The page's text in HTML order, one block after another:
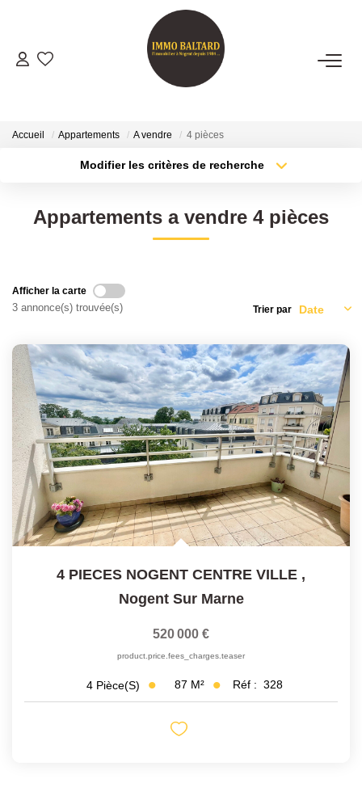
VENTES
LOCATIONS
ESTIMATION
Historique
CONTACT
Accueil Appartements A vendre 4 pièces
Modifier les critères de recherche
Sélectionnez...
Type de bien
Créer une alerte
Appartements a vendre 4 pièces
Afficher la carte
3 annonce(s) trouvée(s) Trier par
4 PIECES NOGENT CENTRE VILLE ,
Nogent Sur Marne
520 000 €
product.price.fees_charges.teaser
4 Pièce(s) 87 M² Réf : 328